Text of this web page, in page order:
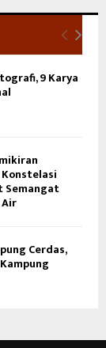
9 Karya
Semangat
Cerdas,